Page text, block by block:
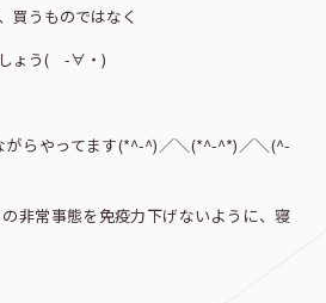
買うものではなく
しょう( -∀・)
がらやってます(*^-^)／＼(*^-^*)／＼(^-
非常事態を免疫力下げないように、寝